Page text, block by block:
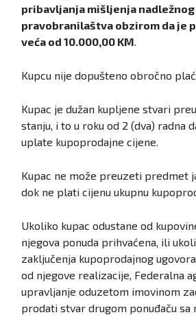
pribavljanja mišljenja nadležnog
pravobranilaštva obzirom da je
veća od 10.000,00 KM.
Kupcu nije dopušteno obročno
Kupac je dužan kupljene stvari
stanju, i to u roku od 2 (dva) radna
uplate kupoprodajne cijene.
Kupac ne može preuzeti predmet
dok ne plati cijenu ukupnu
Ukoliko kupac odustane od
njegova ponuda prihvaćena, ili
zaključenja kupoprodajnog
od njegove realizacije, Federalna
upravljanje oduzetom imovinom
prodati stvar drugom ponuđaču sa